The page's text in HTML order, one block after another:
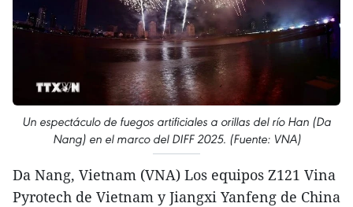
Un espectáculo de fuegos artificiales a orillas del río Han (Da
Nang) en el marco del DIFF 2025. (Fuente: VNA)
Da Nang, Vietnam (VNA) Los equipos Z121 Vina
Pyrotech de Vietnam y Jiangxi Yanfeng de China